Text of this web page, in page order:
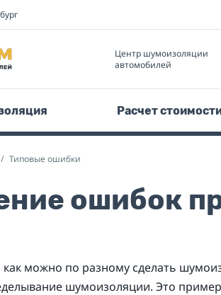
Центр шумоизоляции
автомобилей
Расчет
Типовые ошибки
ошибок
можно по разному сделать
шумоизоляции. Это